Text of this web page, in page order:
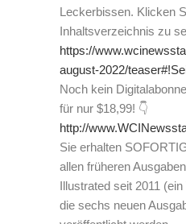
Leckerbissen. Klicken
Inhaltsverzeichnis zu
https://
august-2022/
Noch kein
für nur $18,99! 👇
http://
Sie erhalten
allen früheren
Illustrated seit 2011
die sechs neuen